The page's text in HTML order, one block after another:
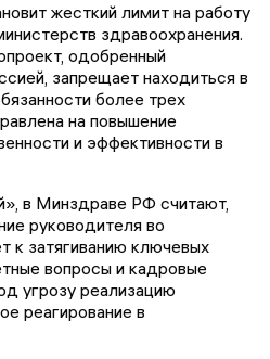
жесткий лимит на работу
здравоохранения.
одобренный
запрещает находиться в
более трех
на повышение
и эффективности в
в Минздраве РФ считают,
руководителя во
к затягиванию ключевых
вопросы и кадровые
угрозу реализацию
реагирование в